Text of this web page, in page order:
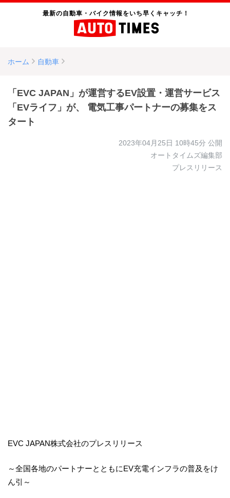
最新の自動車・バイク情報をいち早くキャッチ！
ホーム 自動車
「EVC JAPAN」が運営するEV設置・運営サービス
「EVライフ」が、 電気工事パートナーの募集をス
タート
2023年04月25日 10時45分 公開
オートタイムズ編集部
プレスリリース
EVC JAPAN株式会社のプレスリリース
～全国各地のパートナーとともにEV充電インフラの普及をけ
ん引～